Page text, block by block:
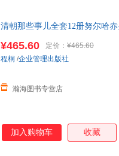
清朝那些事儿全套12册努尔哈
票 如需帮助请联系客服】
¥465.60 定价： ¥465.60
瀚海图书专营店
程桐 /企业管理出版社
加入购物车 收藏